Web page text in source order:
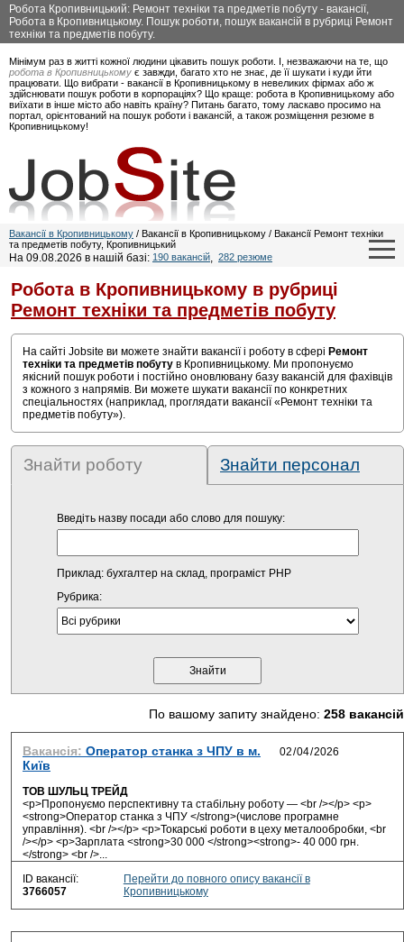
Робота Кропивницький: Ремонт техніки та предметів побуту - вакансії,
Робота в Кропивницькому. Пошук роботи, пошук вакансій в рубриці Ремонт
техніки та предметів побуту.
Мінімум раз в житті кожної людини цікавить пошук роботи. І, незважаючи на те, що
робота в Кропивницькому є завжди, багато хто не знає, де її шукати і куди йти
працювати. Що вибрати - вакансії в Кропивницькому в невеликих фірмах або ж
здійснювати пошук роботи в корпораціях? Що краще: робота в Кропивницькому або
виїхати в інше місто або навіть країну? Питань багато, тому ласкаво просимо на
портал, орієнтований на пошук роботи і вакансій, а також розміщення резюме в
Кропивницькому!
Вакансії в Кропивницькому / Вакансії в Кропивницькому / Вакансії Ремонт техніки
та предметів побуту, Кропивницький
На 09.08.2026 в нашій базі: 190 вакансій, 282 резюме
Робота в Кропивницькому в рубриці
Ремонт техніки та предметів побуту
На сайті Jobsite ви можете знайти вакансії і роботу в сфері Ремонт
техніки та предметів побуту в Кропивницькому. Ми пропонуємо
якісний пошук роботи і постійно оновлювану базу вакансій для фахівців
з кожного з напрямів. Ви можете шукати вакансії по конкретних
спеціальностях (наприклад, проглядати вакансії «Ремонт техніки та
предметів побуту»).
Знайти роботу Знайти персонал
Введіть назву посади або слово для пошуку:
Приклад: бухгалтер на склад, програміст PHP
Рубрика:
По вашому запиту знайдено: 258 вакансій
Вакансія: Оператор станка з ЧПУ в м.
Київ
ТОВ ШУЛЬЦ ТРЕЙД
<p>Пропонуємо перспективну та стабільну роботу — <br /></p> <p>
<strong>Оператор станка з ЧПУ </strong>(числове програмне
управління). <br /></p> <p>Токарські роботи в цеху металообробки, <br
/></p> <p>Зарплата <strong>30 000 </strong><strong>- 40 000 грн.
</strong> <br />...
ID вакансії:
3766057
Перейти до повного опису вакансії в
Кропивницькому